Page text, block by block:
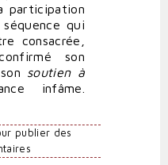
participation
qui
consacrée,
son
soutien à
infâme.
publier des